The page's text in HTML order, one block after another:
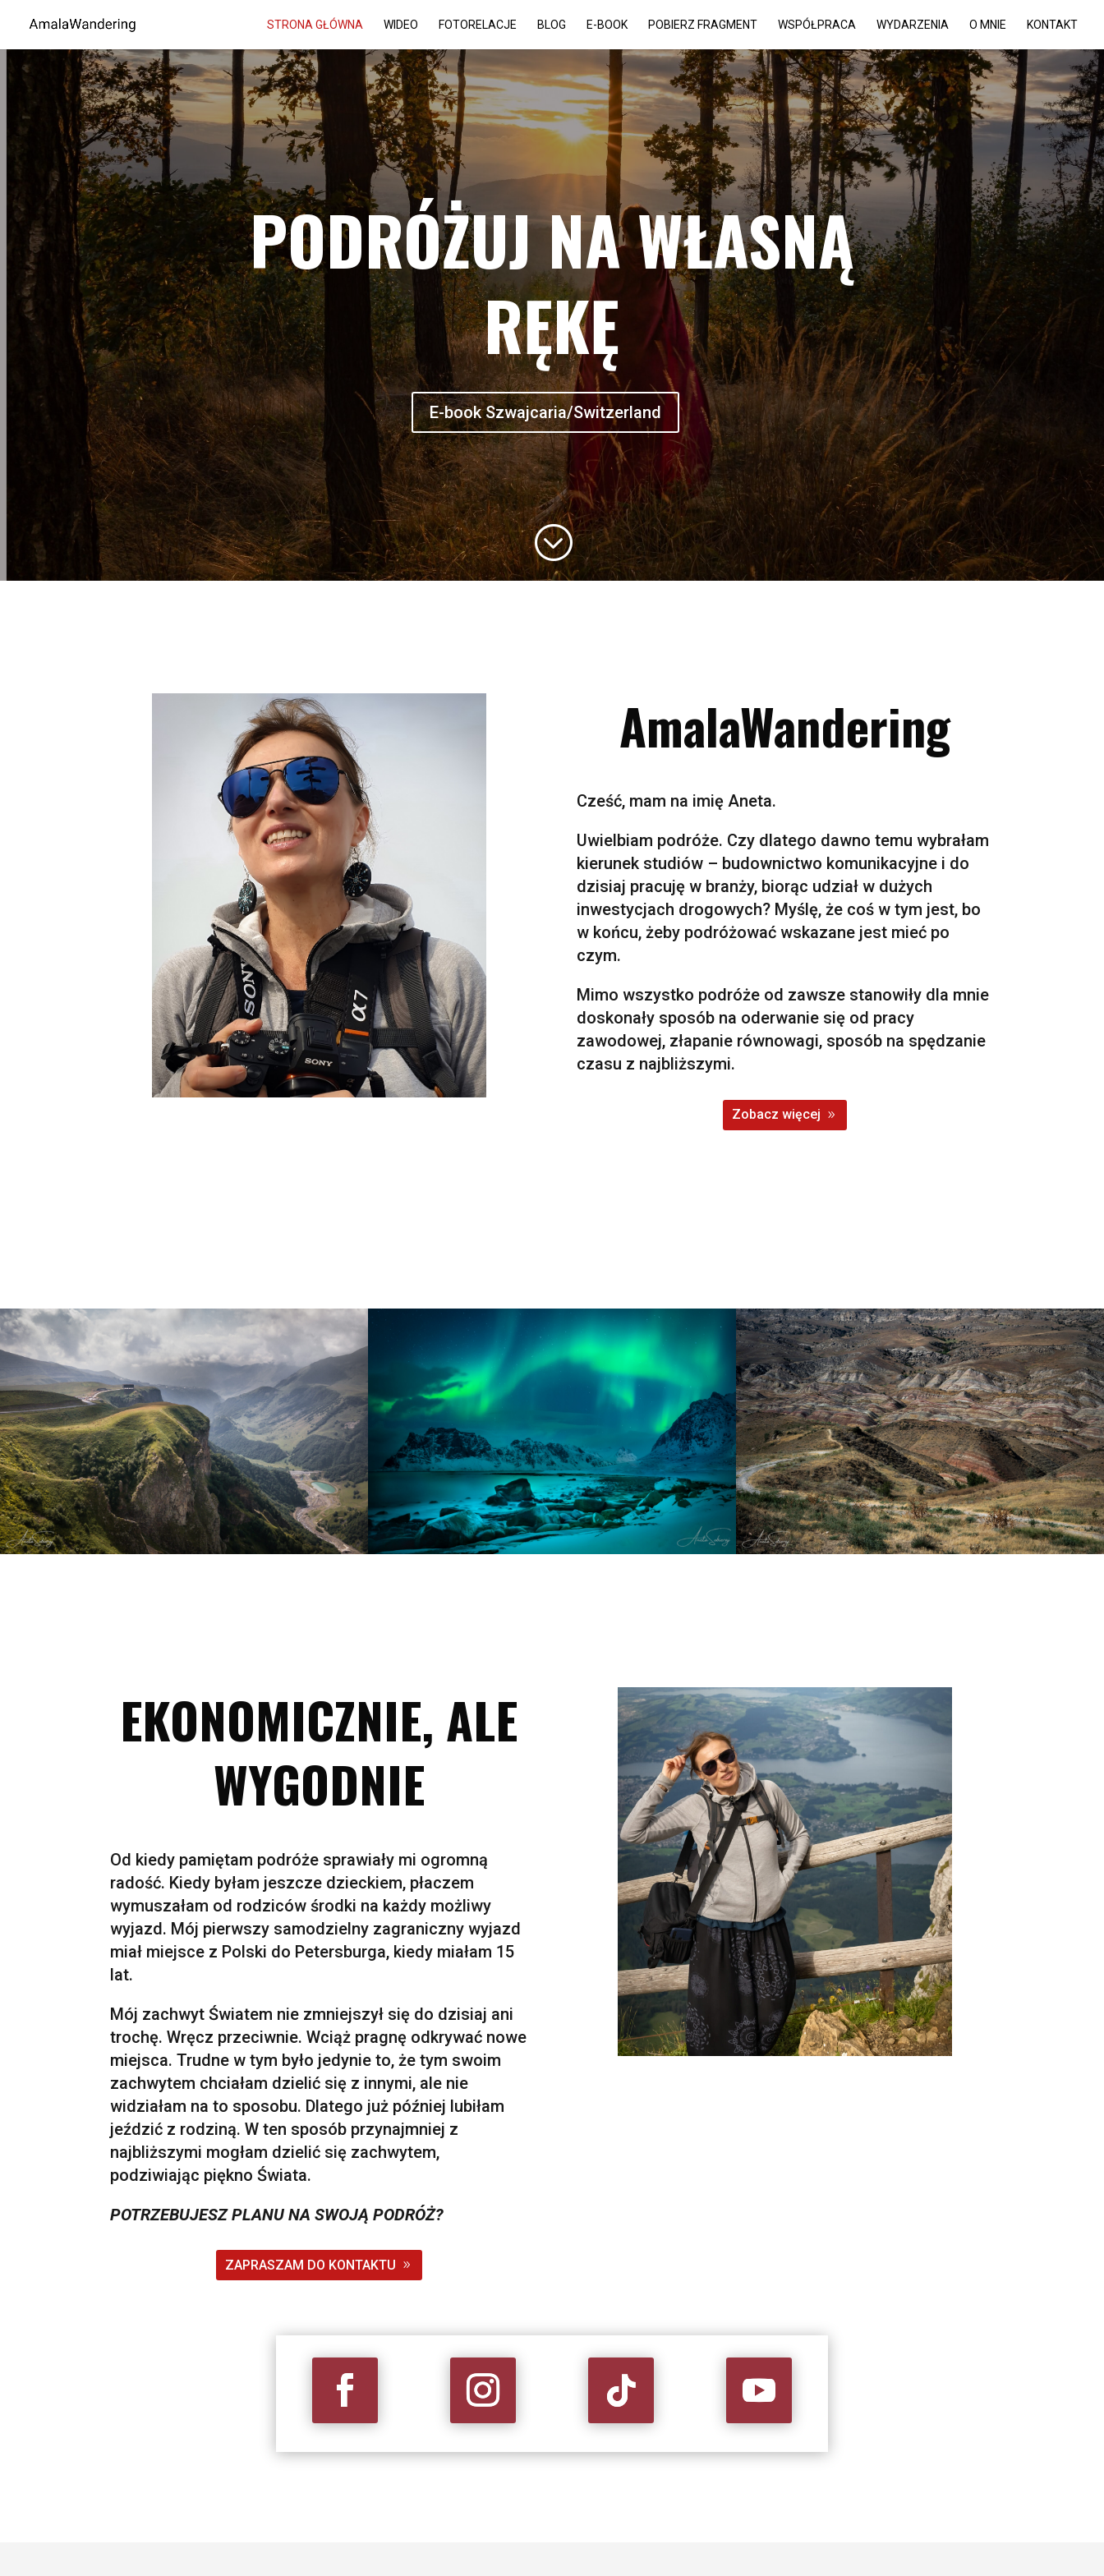
STRONA GŁÓWNA WIDEO FOTORELACJE BLOG E-BOOK POBIERZ FRAGMENT WSPÓŁPRACA WYDARZENIA O MNIE KONTAKT
PODRÓŻUJ NA WŁASNĄ
RĘKĘ
E-book Szwajcaria/Switzerland
;
AmalaWandering
Cześć, mam na imię Aneta.
Uwielbiam podróże. Czy dlatego dawno temu wybrałam
kierunek studiów – budownictwo komunikacyjne i do
dzisiaj pracuję w branży, biorąc udział w dużych
inwestycjach drogowych? Myślę, że coś w tym jest, bo
w końcu, żeby podróżować wskazane jest mieć po
czym.
Mimo wszystko podróże od zawsze stanowiły dla mnie
doskonały sposób na oderwanie się od pracy
zawodowej, złapanie równowagi, sposób na spędzanie
czasu z najbliższymi.
Zobacz więcej
EKONOMICZNIE, ALE
WYGODNIE
Od kiedy pamiętam podróże sprawiały mi ogromną
radość. Kiedy byłam jeszcze dzieckiem, płaczem
wymuszałam od rodziców środki na każdy możliwy
wyjazd. Mój pierwszy samodzielny zagraniczny wyjazd
miał miejsce z Polski do Petersburga, kiedy miałam 15
lat.
Mój zachwyt Światem nie zmniejszył się do dzisiaj ani
trochę. Wręcz przeciwnie. Wciąż pragnę odkrywać nowe
miejsca. Trudne w tym było jedynie to, że tym swoim
zachwytem chciałam dzielić się z innymi, ale nie
widziałam na to sposobu. Dlatego już później lubiłam
jeździć z rodziną. W ten sposób przynajmniej z
najbliższymi mogłam dzielić się zachwytem,
podziwiając piękno Świata.
POTRZEBUJESZ PLANU NA SWOJĄ PODRÓŻ?
ZAPRASZAM DO KONTAKTU